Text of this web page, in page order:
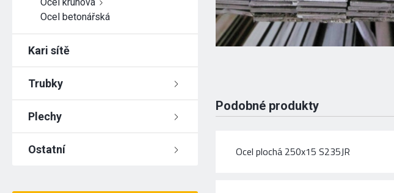
Ocel betonářská
Kari sítě
Trubky
Plechy
Ostatní
Podobné produkty
Ocel plochá 250x15 S235JR